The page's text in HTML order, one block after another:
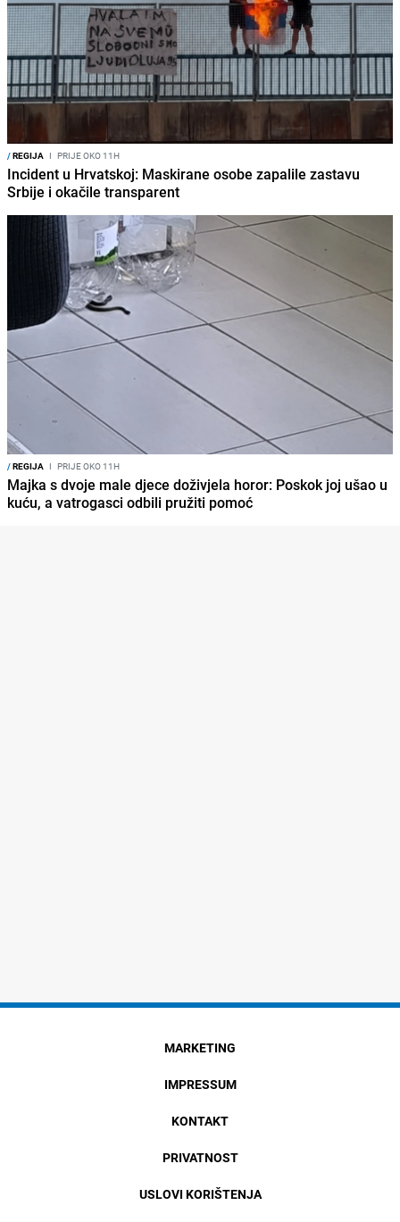
/REGIJA I PRIJE OKO 11H
Incident u Hrvatskoj: Maskirane osobe zapalile zastavu
Srbije i okačile transparent
/REGIJA I PRIJE OKO 11H
Majka s dvoje male djece doživjela horor: Poskok joj ušao u
kuću, a vatrogasci odbili pružiti pomoć
MARKETING
IMPRESSUM
KONTAKT
PRIVATNOST
USLOVI KORIŠTENJA